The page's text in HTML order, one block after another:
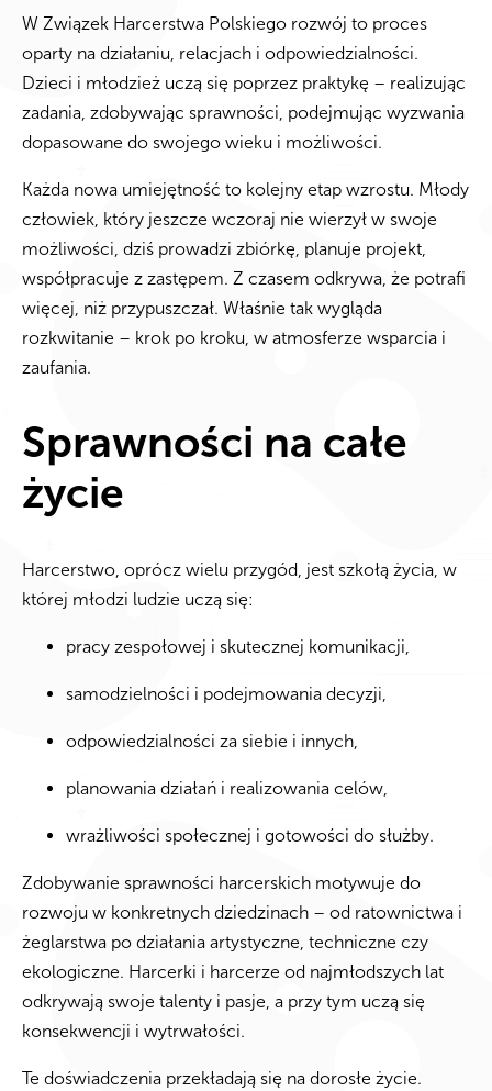
W Związek Harcerstwa Polskiego rozwój to proces
oparty na działaniu, relacjach i odpowiedzialności.
Dzieci i młodzież uczą się poprzez praktykę – realizując
zadania, zdobywając sprawności, podejmując wyzwania
dopasowane do swojego wieku i możliwości.
Każda nowa umiejętność to kolejny etap wzrostu. Młody
człowiek, który jeszcze wczoraj nie wierzył w swoje
możliwości, dziś prowadzi zbiórkę, planuje projekt,
współpracuje z zastępem. Z czasem odkrywa, że potrafi
więcej, niż przypuszczał. Właśnie tak wygląda
rozkwitanie – krok po kroku, w atmosferze wsparcia i
zaufania.
Sprawności na całe
życie
Harcerstwo, oprócz wielu przygód, jest szkołą życia, w
której młodzi ludzie uczą się:
pracy zespołowej i skutecznej komunikacji,
samodzielności i podejmowania decyzji,
odpowiedzialności za siebie i innych,
planowania działań i realizowania celów,
wrażliwości społecznej i gotowości do służby.
Zdobywanie sprawności harcerskich motywuje do
rozwoju w konkretnych dziedzinach – od ratownictwa i
żeglarstwa po działania artystyczne, techniczne czy
ekologiczne. Harcerki i harcerze od najmłodszych lat
odkrywają swoje talenty i pasje, a przy tym uczą się
konsekwencji i wytrwałości.
Te doświadczenia przekładają się na dorosłe życie.